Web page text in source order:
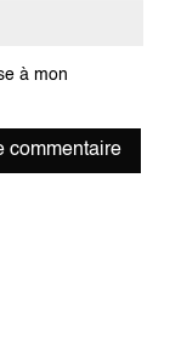
à mon
commentaire